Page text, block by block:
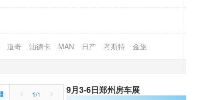
道奇 汕德卡 MAN 日产 考斯特
金旅
1/1 9月3-6日郑州房车展